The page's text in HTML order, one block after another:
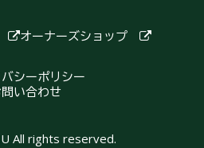
オーナーズショップ
シーポリシー
い合わせ
All rights reserved.